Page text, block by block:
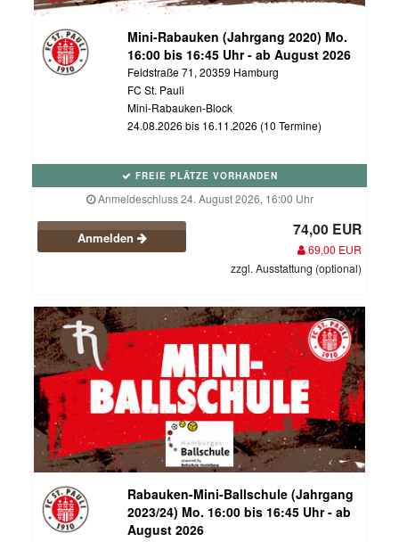
Mini-Rabauken (Jahrgang 2020) Mo.
16:00 bis 16:45 Uhr - ab August 2026
Feldstraße 71, 20359 Hamburg
FC St. Pauli
Mini-Rabauken-Block
24.08.2026 bis 16.11.2026 (10 Termine)
FREIE PLÄTZE VORHANDEN
Anmeldeschluss 24. August 2026, 16:00 Uhr
Anmelden 74,00 EUR
69,00 EUR
zzgl. Ausstattung (optional)
Rabauken-Mini-Ballschule (Jahrgang
2023/24) Mo. 16:00 bis 16:45 Uhr - ab
August 2026